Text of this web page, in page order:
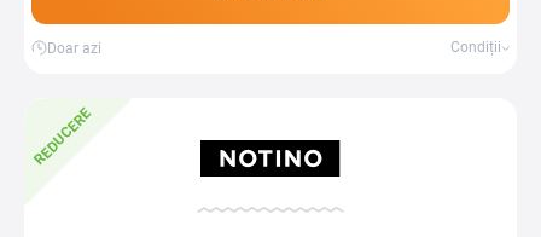
Doar azi Condiții
REDUCERE